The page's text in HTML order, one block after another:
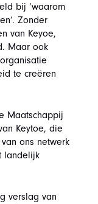
bij ‘waarom
Zonder
van Keyoe,
Maar ook
te creëren
Maatschappij
Keytoe, die
ons netwerk
landelijk
verslag van